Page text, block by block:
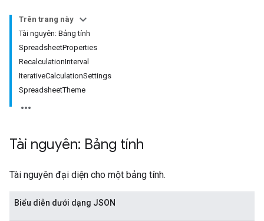
Trên trang này
Tài nguyên: Bảng tính
SpreadsheetProperties
RecalculationInterval
IterativeCalculationSettings
SpreadsheetTheme
Tài nguyên: Bảng tính
Tài nguyên đại diện cho một bảng tính.
Biểu diễn dưới dạng JSON